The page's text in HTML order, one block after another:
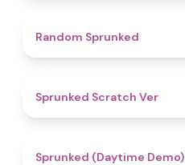
Random Sprunked
Sprunked Scratch Ver
Sprunked (Daytime Demo)